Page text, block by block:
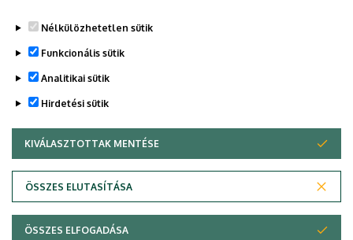
Legutóbbi frissítés: 2026. 02. 24. 13:10
Adatvédelem
Nélkülözhetetlen sütik
Funkcionális sütik
Analitikai sütik
Hirdetési sütik
KIVÁLASZTOTTAK MENTÉSE
ÖSSZES ELUTASÍTÁSA
WITHDRAW CONSENT
ÖSSZES ELFOGADÁSA